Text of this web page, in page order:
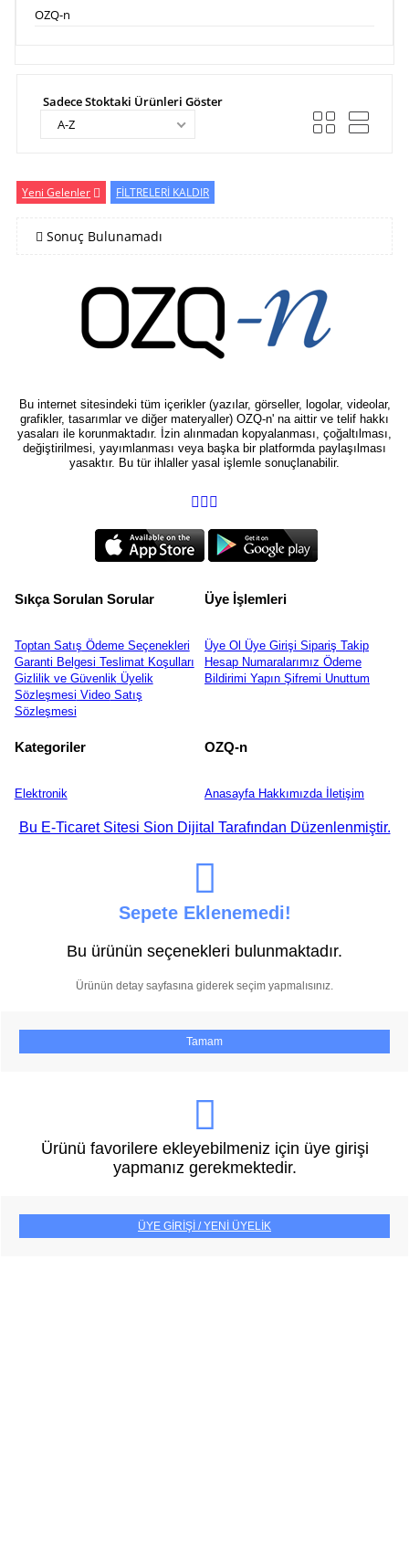
OZQ-n
Sadece Stoktaki Ürünleri Göster
A-Z
Yeni Gelenler FİLTRELERİ KALDIR
Sonuç Bulunamadı
Bu internet sitesindeki tüm içerikler (yazılar, görseller, logolar, videolar,
grafikler, tasarımlar ve diğer materyaller) OZQ-n' na aittir ve telif hakkı
yasaları ile korunmaktadır. İzin alınmadan kopyalanması, çoğaltılması,
değiştirilmesi, yayımlanması veya başka bir platformda paylaşılması
yasaktır. Bu tür ihlaller yasal işlemle sonuçlanabilir.
Sıkça Sorulan Sorular
Toptan Satış Ödeme Seçenekleri
Garanti Belgesi Teslimat Koşulları
Gizlilik ve GüvenlikÜyelik
Sözleşmesi VideoSatış
Sözleşmesi
Üye İşlemleri
Üye Ol Üye Girişi Sipariş Takip
Hesap Numaralarımız Ödeme
Bildirimi Yapın Şifremi Unuttum
Kategoriler
Elektronik
OZQ-n
AnasayfaHakkımızdaİletişim
Bu E-Ticaret Sitesi Sion Dijital Tarafından Düzenlenmiştir.
Sepete Eklenemedi!
Bu ürünün seçenekleri bulunmaktadır.
Ürünün detay sayfasına giderek seçim yapmalısınız.
Tamam
Ürünü favorilere ekleyebilmeniz için üye girişi
yapmanız gerekmektedir.
ÜYE GİRİŞİ / YENİ ÜYELİK